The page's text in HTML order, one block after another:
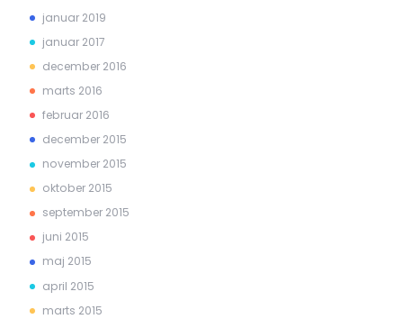
januar 2019
januar 2017
december 2016
marts 2016
februar 2016
december 2015
november 2015
oktober 2015
september 2015
juni 2015
maj 2015
april 2015
marts 2015